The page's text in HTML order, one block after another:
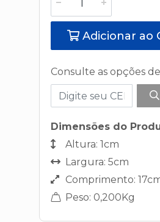
Adicionar ao
Consulte as opções
Dimensões do
Altura: 1cm
Largura: 5cm
Comprimento:
Peso: 0,200Kg